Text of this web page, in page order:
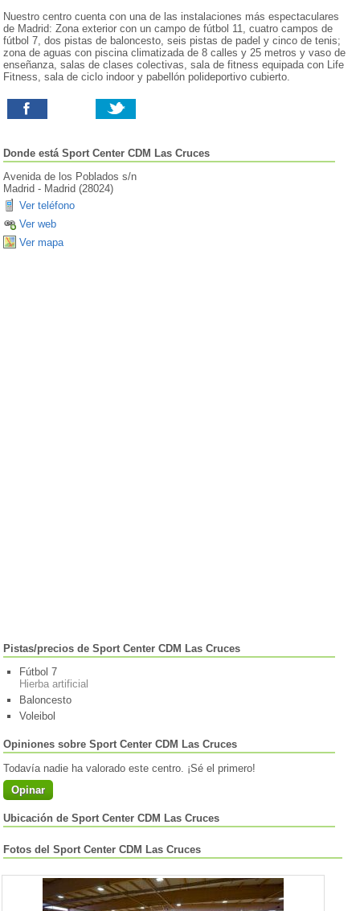
Nuestro centro cuenta con una de las instalaciones más espectaculares
de Madrid: Zona exterior con un campo de fútbol 11, cuatro campos de
fútbol 7, dos pistas de baloncesto, seis pistas de padel y cinco de tenis;
zona de aguas con piscina climatizada de 8 calles y 25 metros y vaso de
enseñanza, salas de clases colectivas, sala de fitness equipada con Life
Fitness, sala de ciclo indoor y pabellón polideportivo cubierto.
Donde estáSport Center CDM Las Cruces
Avenida de los Poblados s/n
Madrid - Madrid (28024)
Ver teléfono
Ver web
Ver mapa
Pistas/precios de Sport Center CDM Las Cruces
Fútbol 7
Hierba artificial
Baloncesto
Voleibol
Opiniones sobre Sport Center CDM Las Cruces
Todavía nadie ha valorado este centro. ¡Sé el primero!
Opinar
Ubicación de Sport Center CDM Las Cruces
Fotos del Sport Center CDM Las Cruces